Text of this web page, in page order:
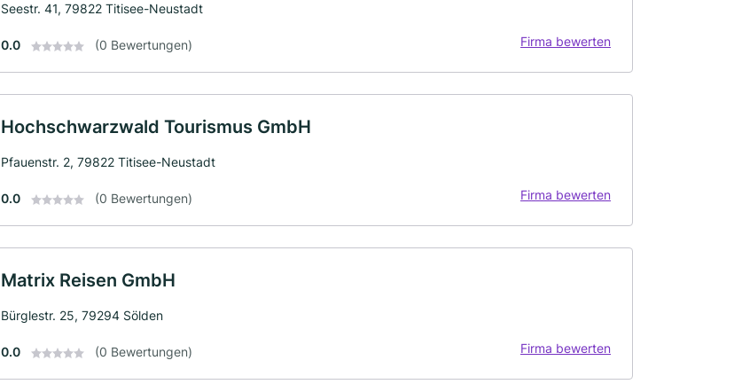
Seestr. 41, 79822 Titisee-Neustadt
0.0 (0 Bewertungen) Firma bewerten
Hochschwarzwald Tourismus GmbH
Pfauenstr. 2, 79822 Titisee-Neustadt
0.0 (0 Bewertungen) Firma bewerten
Matrix Reisen GmbH
Bürglestr. 25, 79294 Sölden
0.0 (0 Bewertungen) Firma bewerten